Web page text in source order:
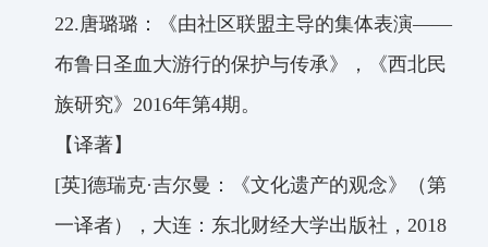
22.唐璐璐：《由社区联盟主导的集体表演——
布鲁日圣血大游行的保护与传承》，《西北民
族研究》2016年第4期。
【译著】
[英]德瑞克·吉尔曼：《文化遗产的观念》（第
一译者），大连：东北财经大学出版社，2018